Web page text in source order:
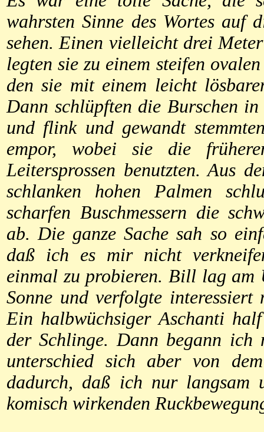
wahrsten Sinne des Wortes auf
sehen. Einen vielleicht drei
legten sie zu einem steifen
den sie mit einem leicht
Dann schlüpften die Burschen in
und flink und gewandt
empor, wobei sie die
Leitersprossen benutzten. Aus
schlanken hohen Palmen
scharfen Buschmessern die
ab. Die ganze Sache sah so
daß ich es mir nicht
einmal zu probieren. Bill lag am
Sonne und verfolgte interessiert
Ein halbwüchsiger Aschanti
der Schlinge. Dann begann ich
unterschied sich aber von
dadurch, daß ich nur langsam
komisch wirkenden